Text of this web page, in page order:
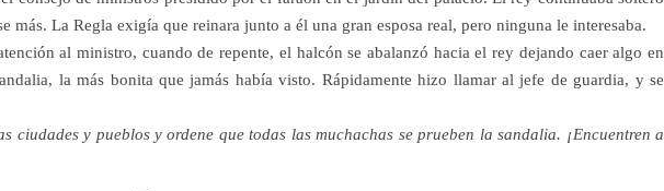
más. La Regla exigía que reinara junto a él una gran esposa real, pero ninguna le interesaba.
al ministro, cuando de repente, el halcón se abalanzó hacia el rey dejando caer algo en
la más bonita que jamás había visto. Rápidamente hizo llamar al jefe de guardia, y se
ciudades y pueblos y ordene que todas las muchachas se prueben la sandalia. ¡Encuentren a